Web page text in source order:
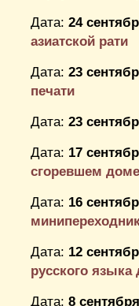
Дата: 24
азиатской рати
Дата: 23
печати
Дата: 23
Дата: 17
сгоревшем доме
Дата: 16
Дата: 12
русского языка
Дата: 8